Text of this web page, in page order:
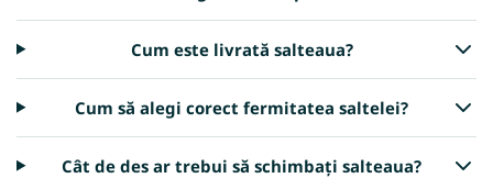
Cum este livrată salteaua?
Cum să alegi corect fermitatea saltelei?
Cât de des ar trebui să schimbați salteaua?